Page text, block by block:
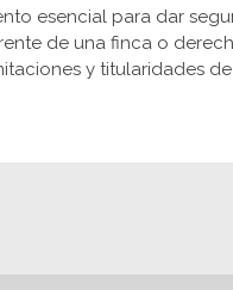
esencial para dar
de una finca o
y titularidades